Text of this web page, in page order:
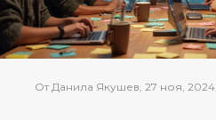
проекта.
От Данила Якушев, 27 ноя,